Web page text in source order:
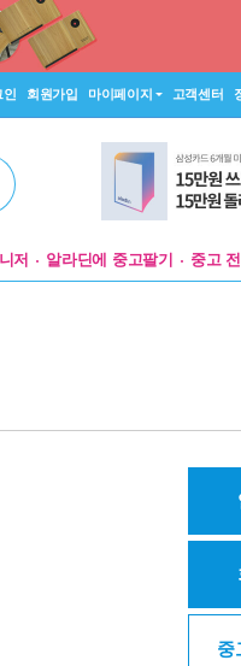
인 회원가입 마이페이지 고객센터
저 알라딘에 중고팔기 중고
중